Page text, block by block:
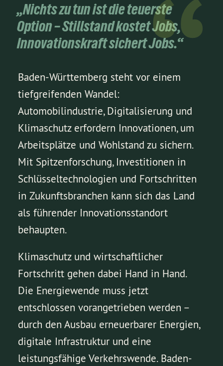
„Nichts zu tun ist die teuerste
Option – Stillstand kostet Jobs,
Innovationskraft sichert Jobs.“
Baden-Württemberg steht vor einem
tiefgreifenden Wandel:
Automobilindustrie, Digitalisierung und
Klimaschutz erfordern Innovationen, um
Arbeitsplätze und Wohlstand zu sichern.
Mit Spitzenforschung, Investitionen in
Schlüsseltechnologien und Fortschritten
in Zukunftsbranchen kann sich das Land
als führender Innovationsstandort
behaupten.
Klimaschutz und wirtschaftlicher
Fortschritt gehen dabei Hand in Hand.
Die Energiewende muss jetzt
entschlossen vorangetrieben werden –
durch den Ausbau erneuerbarer Energien,
digitale Infrastruktur und eine
leistungsfähige Verkehrswende. Baden-